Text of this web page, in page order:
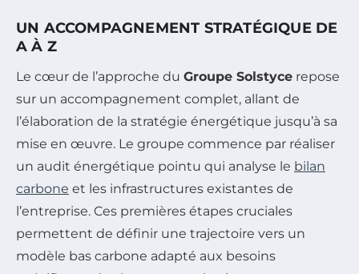
UN ACCOMPAGNEMENT STRATÉGIQUE DE
A À Z
Le cœur de l’approche du Groupe Solstyce repose
sur un accompagnement complet, allant de
l’élaboration de la stratégie énergétique jusqu’à sa
mise en œuvre. Le groupe commence par réaliser
un audit énergétique pointu qui analyse le bilan
carbone et les infrastructures existantes de
l’entreprise. Ces premières étapes cruciales
permettent de définir une trajectoire vers un
modèle bas carbone adapté aux besoins